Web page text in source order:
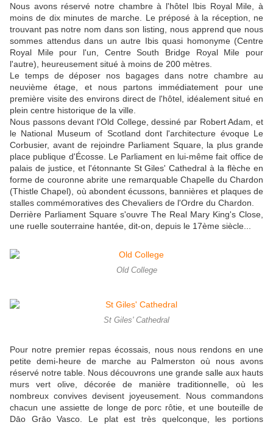
Nous avons réservé notre chambre à l'hôtel Ibis Royal Mile, à
moins de dix minutes de marche. Le préposé à la réception, ne
trouvant pas notre nom dans son listing, nous apprend que nous
sommes attendus dans un autre Ibis quasi homonyme (Centre
Royal Mile pour l'un, Centre South Bridge Royal Mile pour
l'autre), heureusement situé à moins de 200 mètres.
Le temps de déposer nos bagages dans notre chambre au
neuvième étage, et nous partons immédiatement pour une
première visite des environs direct de l'hôtel, idéalement situé en
plein centre historique de la ville.
Nous passons devant l'Old College, dessiné par Robert Adam, et
le National Museum of Scotland dont l'architecture évoque Le
Corbusier, avant de rejoindre Parliament Square, la plus grande
place publique d'Écosse. Le Parliament en lui-même fait office de
palais de justice, et l'étonnante St Giles' Cathedral à la flèche en
forme de couronne abrite une remarquable Chapelle du Chardon
(Thistle Chapel), où abondent écussons, bannières et plaques de
stalles commémoratives des Chevaliers de l'Ordre du Chardon.
Derrière Parliament Square s'ouvre The Real Mary King's Close,
une ruelle souterraine hantée, dit-on, depuis le 17ème siècle...
Old College
St Giles' Cathedral
Pour notre premier repas écossais, nous nous rendons en une
petite demi-heure de marche au Palmerston où nous avons
réservé notre table. Nous découvrons une grande salle aux hauts
murs vert olive, décorée de manière traditionnelle, où les
nombreux convives devisent joyeusement. Nous commandons
chacun une assiette de longe de porc rôtie, et une bouteille de
Dāo Grāo Vasco. Le plat est très quelconque, les portions